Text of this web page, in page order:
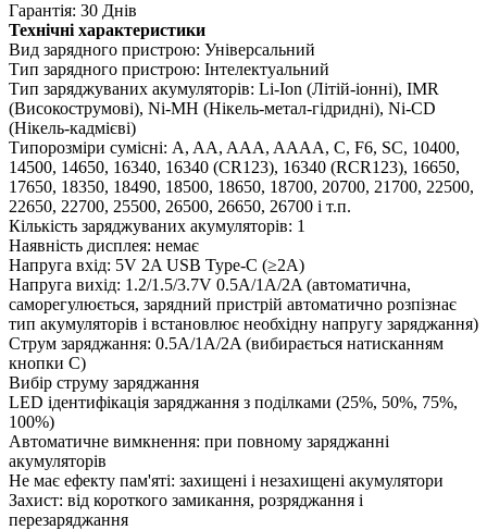
Гарантія: 30 Днів
Технічні характеристики
Вид зарядного пристрою: Універсальний
Тип зарядного пристрою: Інтелектуальний
Тип заряджуваних акумуляторів: Li-Ion (Літій-іонні), IMR
(Високострумові), Ni-MH (Нікель-метал-гідридні), Ni-CD
(Нікель-кадмієві)
Типорозміри сумісні: A, AA, AAA, AAAA, C, F6, SC, 10400,
14500, 14650, 16340, 16340 (CR123), 16340 (RCR123), 16650,
17650, 18350, 18490, 18500, 18650, 18700, 20700, 21700, 22500,
22650, 22700, 25500, 26500, 26650, 26700 і т.п.
Кількість заряджуваних акумуляторів: 1
Наявність дисплея: немає
Напруга вхід: 5V 2A USB Type-C (≥2A)
Напруга вихід: 1.2/1.5/3.7V 0.5A/1A/2A (автоматична,
саморегулюється, зарядний пристрій автоматично розпізнає
тип акумуляторів і встановлює необхідну напругу заряджання)
Струм заряджання: 0.5A/1A/2A (вибирається натисканням
кнопки C)
Вибір струму заряджання
LED ідентифікація заряджання з поділками (25%, 50%, 75%,
100%)
Автоматичне вимкнення: при повному заряджанні
акумуляторів
Не має ефекту пам'яті: захищені і незахищені акумулятори
Захист: від короткого замикання, розряджання і
перезаряджання